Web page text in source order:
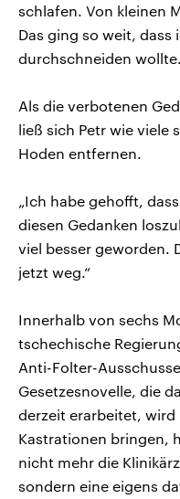
schlafen. Von kleinen
Das ging so weit, dass
durchschneiden
Als die verbotenen
ließ sich Petr wie viele
Hoden entfernen.
„Ich habe gehofft,
diesen Gedanken
viel besser geworden.
jetzt weg.“
Innerhalb von sechs
tschechische
Anti-Folter-
Gesetzesnovelle, die
derzeit erarbeitet, wird
Kastrationen bringen,
nicht mehr die
sondern eine eigens